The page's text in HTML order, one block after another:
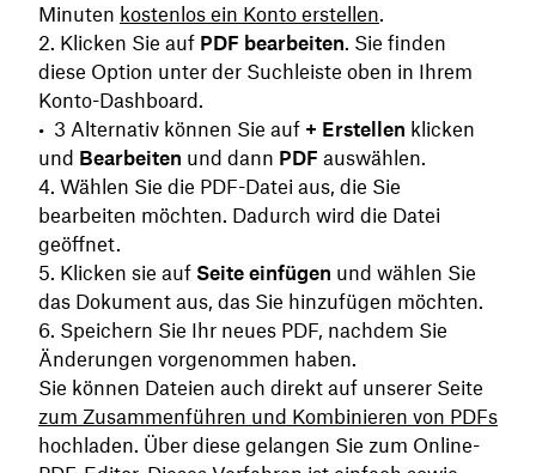
Minuten kostenlos ein Konto erstellen.
Klicken Sie auf PDF bearbeiten. Sie finden
diese Option unter der Suchleiste oben in Ihrem
Konto-Dashboard.
Alternativ können Sie auf + Erstellen klicken
und Bearbeiten und dann PDF auswählen.
Wählen Sie die PDF-Datei aus, die Sie
bearbeiten möchten. Dadurch wird die Datei
geöffnet.
Klicken sie auf Seite einfügen und wählen Sie
das Dokument aus, das Sie hinzufügen möchten.
Speichern Sie Ihr neues PDF, nachdem Sie
Änderungen vorgenommen haben.
Sie können Dateien auch direkt auf unserer Seite
zum Zusammenführen und Kombinieren von PDFs
hochladen. Über diese gelangen Sie zum Online-